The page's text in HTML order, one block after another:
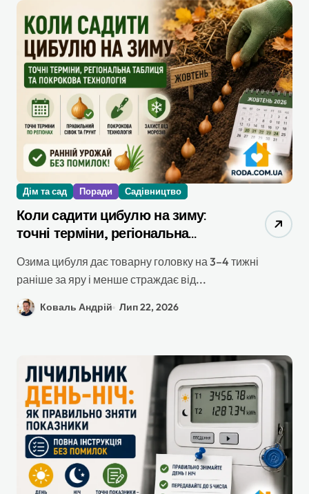
Дім та сад Поради Садівництво
Коли садити цибулю на зиму:
точні терміни, регіональна
Озима цибуля дає товарну головку на 3–4 тижні
раніше за яру і менше страждає від...
Коваль Андрій Лип 22, 2026